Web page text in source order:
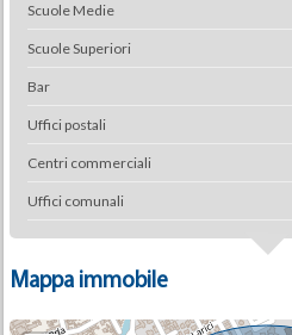
Scuole Medie
Scuole Superiori
Bar
Uffici postali
Centri commerciali
Uffici comunali
Mappa immobile